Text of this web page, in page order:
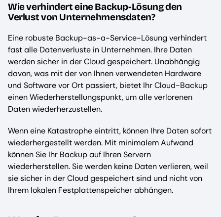
Wie verhindert eine Backup-Lösung den
Verlust von Unternehmensdaten?
Eine robuste Backup-as-a-Service-Lösung verhindert
fast alle Datenverluste in Unternehmen. Ihre Daten
werden sicher in der Cloud gespeichert. Unabhängig
davon, was mit der von Ihnen verwendeten Hardware
und Software vor Ort passiert, bietet Ihr Cloud-Backup
einen Wiederherstellungspunkt, um alle verlorenen
Daten wiederherzustellen.
Wenn eine Katastrophe eintritt, können Ihre Daten sofort
wiederhergestellt werden. Mit minimalem Aufwand
können Sie Ihr Backup auf Ihren Servern
wiederherstellen. Sie werden keine Daten verlieren, weil
sie sicher in der Cloud gespeichert sind und nicht von
Ihrem lokalen Festplattenspeicher abhängen.